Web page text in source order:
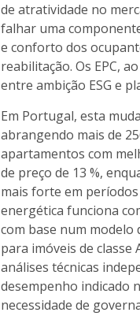
de atratividade no
falhar uma
e conforto dos
reabilitação. Os EPC,
entre ambição ESG e
Em Portugal, esta
abrangendo mais de
apartamentos com
de preço de 13 %,
mais forte em
energética funciona
com base num modelo
para imóveis de classe
análises técnicas
desempenho indicado
necessidade de